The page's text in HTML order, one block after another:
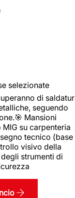
selezionate
di
seguendo
Mansioni
su carpenteria
tecnico (base
visivo della
strumenti di